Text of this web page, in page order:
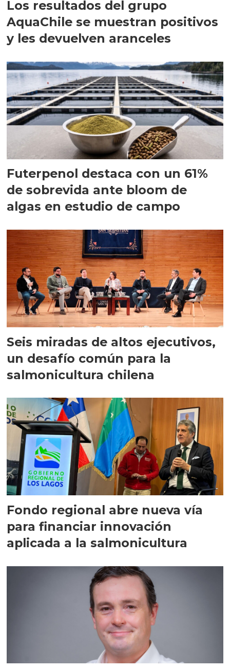
Los resultados del grupo
AquaChile se muestran positivos
y les devuelven aranceles
Futerpenol destaca con un 61%
de sobrevida ante bloom de
algas en estudio de campo
Seis miradas de altos ejecutivos,
un desafío común para la
salmonicultura chilena
Fondo regional abre nueva vía
para financiar innovación
aplicada a la salmonicultura